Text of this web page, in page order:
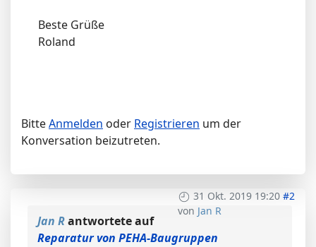
Beste Grüße
Roland
BitteAnmelden oder Registrieren um der
Konversation beizutreten.
31 Okt. 2019 19:20 #2
von Jan R
Jan Rantwortete auf
Reparatur von PEHA-Baugruppen